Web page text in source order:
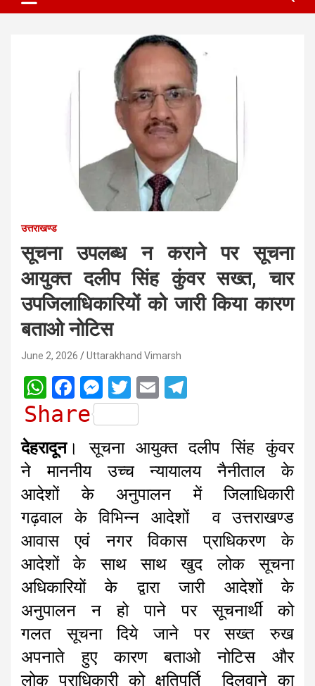
उत्तराखण्ड
सूचना उपलब्ध न कराने पर सूचना
आयुक्त दलीप सिंह कुंवर सख्त, चार
उपजिलाधिकारियों को जारी किया कारण
बताओ नोटिस
June 2, 2026 Uttarakhand Vimarsh
W
h
t
s
A
p
p
F
a
e
b
o
o
k
M
e
s
s
e
g
e
r
T
w
i
t
t
e
r
E
i
l
e
g
r
a
m
Share
देहरादून। सूचना आयुक्त दलीप सिंह कुंवर
ने माननीय उच्च न्यायालय नैनीताल के
आदेशों के अनुपालन में जिलाधिकारी
गढ़वाल के विभिन्न आदेशों व उत्तराखण्ड
आवास एवं नगर विकास प्राधिकरण के
आदेशों के साथ साथ खुद लोक सूचना
अधिकारियों के द्वारा जारी आदेशों के
अनुपालन न हो पाने पर सूचनार्थी को
गलत सूचना दिये जाने पर सख्त रुख
अपनाते हुए कारण बताओ नोटिस और
लोक प्राधिकारी को क्षतिपूर्ति दिलवाने का